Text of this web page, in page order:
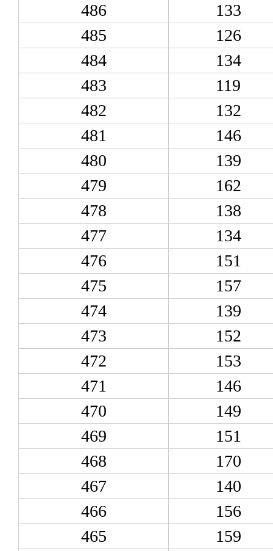
486
133
485
126
484
134
483
119
482
132
481
146
480
139
479
162
478
138
477
134
476
151
475
157
474
139
473
152
472
153
471
146
470
149
469
151
468
170
467
140
466
156
465
159